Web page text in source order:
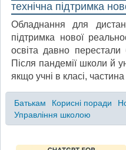
технічна підтримка
Обладнання для
підтримка нової
освіта давно
Після пандемії школи й
якщо учні в класі,
Батькам Корисні поради
Управління школою